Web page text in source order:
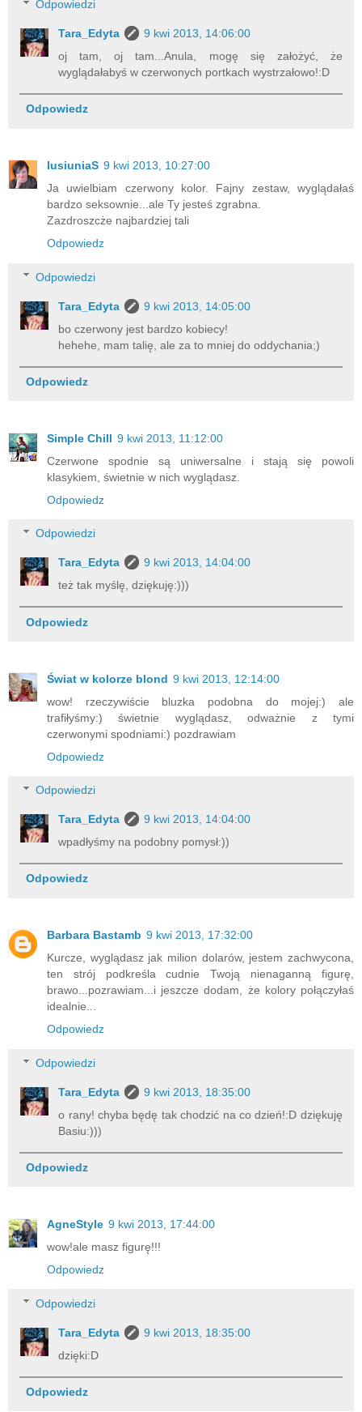
Odpowiedzi
Tara_Edyta
9 kwi 2013, 14:06:00
oj tam, oj tam...Anula, mogę się założyć, że
wyglądałabyś w czerwonych portkach wystrzałowo!:D
Odpowiedz
lusiuniaS 9 kwi 2013, 10:27:00
Ja uwielbiam czerwony kolor. Fajny zestaw, wyglądałaś
bardzo seksownie...ale Ty jesteś zgrabna.
Zazdroszcże najbardziej tali
Odpowiedz
Odpowiedzi
Tara_Edyta
9 kwi 2013, 14:05:00
bo czerwony jest bardzo kobiecy!
hehehe, mam talię, ale za to mniej do oddychania;)
Odpowiedz
Simple Chill 9 kwi 2013, 11:12:00
Czerwone spodnie są uniwersalne i stają się powoli
klasykiem, świetnie w nich wyglądasz.
Odpowiedz
Odpowiedzi
Tara_Edyta
9 kwi 2013, 14:04:00
też tak myślę, dziękuję:)))
Odpowiedz
Świat w kolorze blond 9 kwi 2013, 12:14:00
wow! rzeczywiście bluzka podobna do mojej:) ale
trafiłyśmy:) świetnie wyglądasz, odważnie z tymi
czerwonymi spodniami:) pozdrawiam
Odpowiedz
Odpowiedzi
Tara_Edyta
9 kwi 2013, 14:04:00
wpadłyśmy na podobny pomysł:))
Odpowiedz
Barbara Bastamb 9 kwi 2013, 17:32:00
Kurcze, wyglądasz jak milion dolarów, jestem zachwycona,
ten strój podkreśla cudnie Twoją nienaganną figurę,
brawo...pozrawiam...i jeszcze dodam, że kolory połączyłaś
idealnie...
Odpowiedz
Odpowiedzi
Tara_Edyta
9 kwi 2013, 18:35:00
o rany! chyba będę tak chodzić na co dzień!:D dziękuję
Basiu:)))
Odpowiedz
AgneStyle 9 kwi 2013, 17:44:00
wow!ale masz figurę!!!
Odpowiedz
Odpowiedzi
Tara_Edyta
9 kwi 2013, 18:35:00
dzięki:D
Odpowiedz